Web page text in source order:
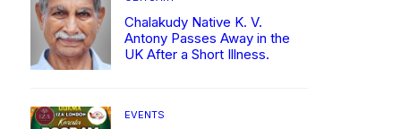
Chalakudy Native K. V.
Antony Passes Away in the
UK After a Short Illness.
EVENTS